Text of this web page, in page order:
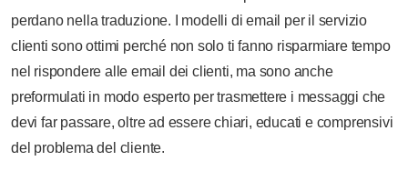
perdano nella traduzione. I modelli di email per il servizio
clienti sono ottimi perché non solo ti fanno risparmiare tempo
nel rispondere alle email dei clienti, ma sono anche
preformulati in modo esperto per trasmettere i messaggi che
devi far passare, oltre ad essere chiari, educati e comprensivi
del problema del cliente.